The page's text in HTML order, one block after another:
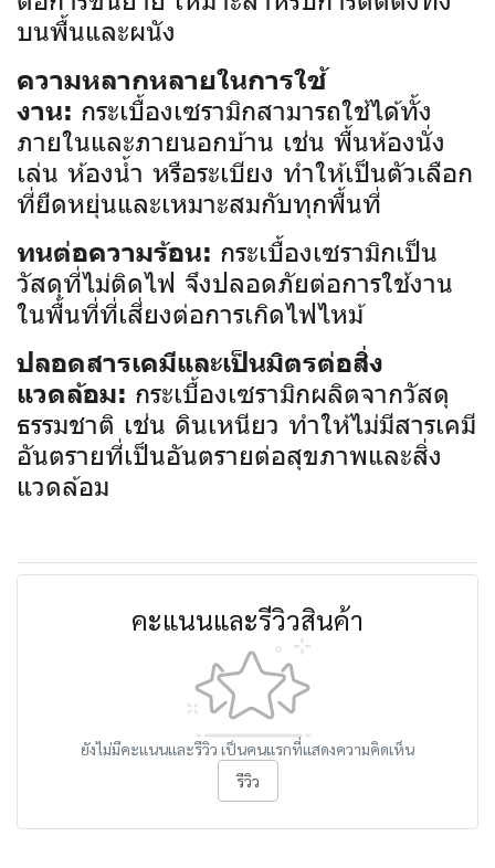
บนพื้นและผนัง
ความหลากหลายในการใช้
งาน: กระเบื้องเซรามิกสามารถใช้ได้ทั้ง
ภายในและภายนอกบ้าน เช่น พื้นห้องนั่ง
เล่น ห้องน้ำ หรือระเบียง ทำให้เป็นตัวเลือก
ที่ยืดหยุ่นและเหมาะสมกับทุกพื้นที่
ทนต่อความร้อน: กระเบื้องเซรามิกเป็น
วัสดุที่ไม่ติดไฟ จึงปลอดภัยต่อการใช้งาน
ในพื้นที่ที่เสี่ยงต่อการเกิดไฟไหม้
ปลอดสารเคมีและเป็นมิตรต่อสิ่ง
แวดล้อม: กระเบื้องเซรามิกผลิตจากวัสดุ
ธรรมชาติ เช่น ดินเหนียว ทำให้ไม่มีสารเคมี
อันตรายที่เป็นอันตรายต่อสุขภาพและสิ่ง
แวดล้อม
คะแนนและรีวิวสินค้า
ยังไม่มีคะแนนและรีวิว เป็นคนแรกที่แสดงความคิดเห็น
รีวิว